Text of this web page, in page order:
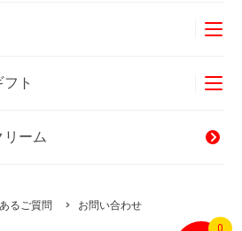
0
ー
ト
リーム
るご質問 お問い合わせ